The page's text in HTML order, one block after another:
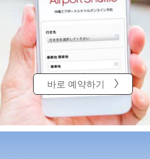
바로 예약하기